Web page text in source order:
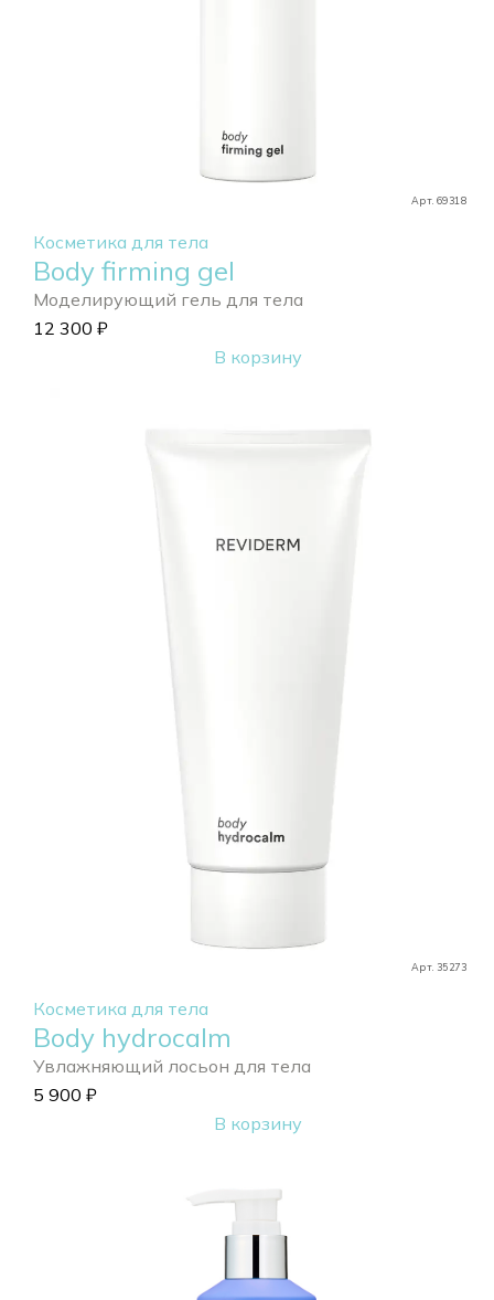
Арт. 69318
Косметика для тела
Body firming gel
Моделирующий гель для тела
12 300 ₽
В корзину
Арт. 35273
Косметика для тела
Body hydrocalm
Увлажняющий лосьон для тела
5 900 ₽
В корзину